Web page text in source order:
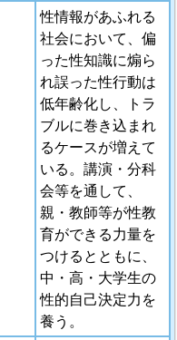
性情報があふれる
社会において、偏
った性知識に煽ら
れ誤った性行動は
低年齢化し、トラ
ブルに巻き込まれ
るケースが増えて
いる。講演・分科
会等を通して、
親・教師等が性教
育ができる力量を
つけるとともに、
中・高・大学生の
性的自己決定力を
養う。